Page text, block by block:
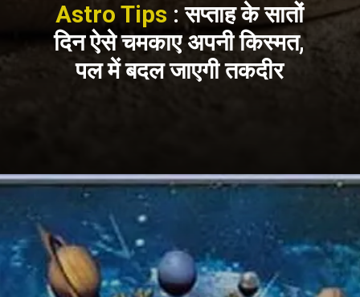
Astro Tips : सप्ताह के सातों
दिन ऐसे चमकाए अपनी किस्मत,
पल में बदल जाएगी तकदीर